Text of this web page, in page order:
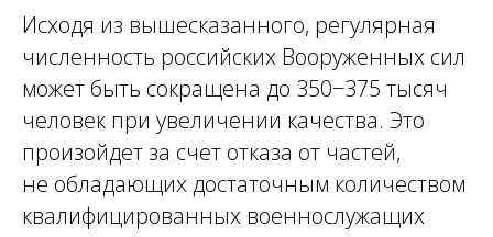
Исходя из вышесказанного, регулярная
численность российских Вооруженных сил
может быть сокращена до 350−375 тысяч
человек при увеличении качества. Это
произойдет за счет отказа от частей,
не обладающих достаточным количеством
квалифицированных военнослужащих